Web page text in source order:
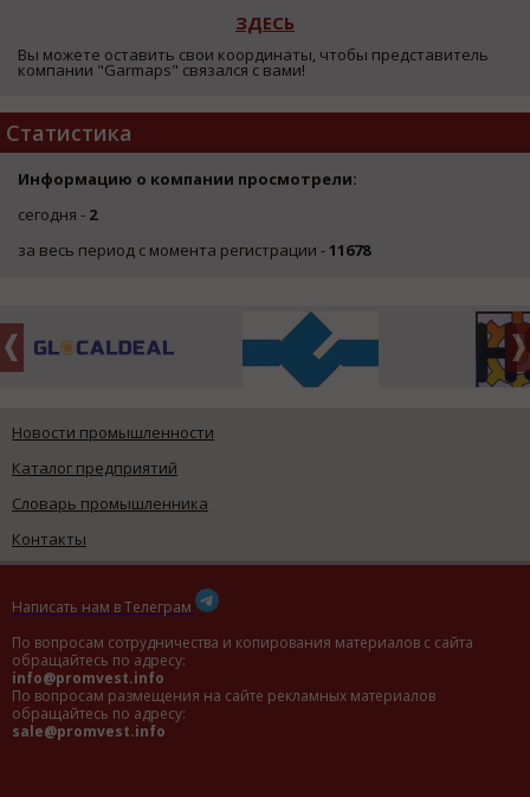
ЗДЕСЬ
Вы можете оставить свои координаты, чтобы представитель
компании "Garmaps" связался с вами!
Статистика
Информацию о компании просмотрели:
сегодня - 2
за весь период с момента регистрации -11678
Новости промышленности
Каталог предприятий
Словарь промышленника
Контакты
Написать нам в Телеграм
По вопросам сотрудничества и копирования материалов с сайта
обращайтесь по адресу:
info@promvest.info
По вопросам размещения на сайте рекламных материалов
обращайтесь по адресу:
sale@promvest.info